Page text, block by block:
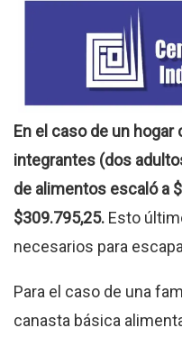
En el caso de un
integrantes (dos
de alimentos escaló a
$309.795,25. Esto
necesarios para
Para el caso de una
canasta básica